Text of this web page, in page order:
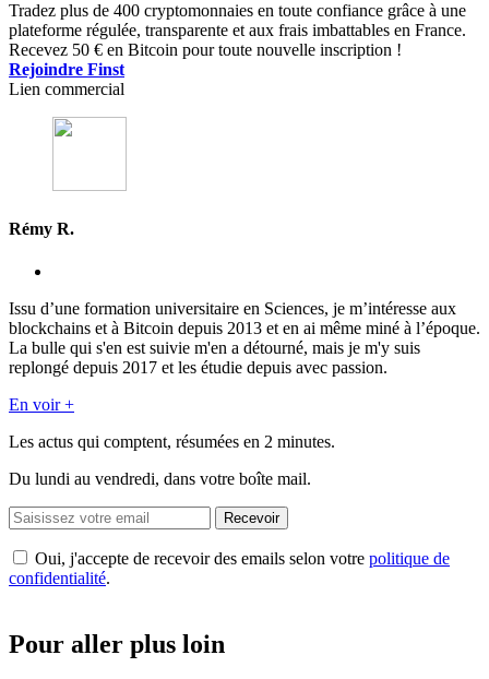
Tradez plus de 400 cryptomonnaies en toute confiance grâce à une
plateforme régulée, transparente et aux frais imbattables en France.
Recevez 50 € en Bitcoin pour toute nouvelle inscription !
Rejoindre Finst
Lien commercial
Rémy R.
Issu d’une formation universitaire en Sciences, je m’intéresse aux
blockchains et à Bitcoin depuis 2013 et en ai même miné à l’époque.
La bulle qui s'en est suivie m'en a détourné, mais je m'y suis
replongé depuis 2017 et les étudie depuis avec passion.
En voir +
Les actus qui comptent, résumées en 2 minutes.
Du lundi au vendredi, dans votre boîte mail.
Recevoir
Oui, j'accepte de recevoir des emails selon votre politique de
confidentialité.
Pour aller plus loin